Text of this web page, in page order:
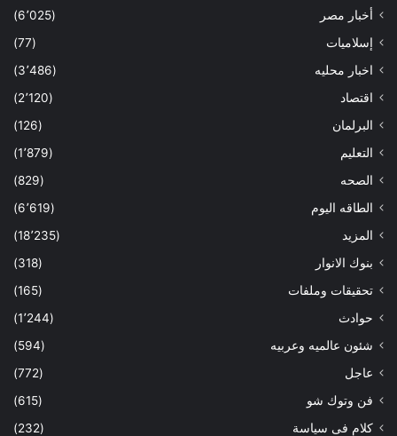
أخبار مصر
(6٬025)
إسلاميات
(77)
اخبار محليه
(3٬486)
اقتصاد
(2٬120)
البرلمان
(126)
التعليم
(1٬879)
الصحه
(829)
الطاقه اليوم
(6٬619)
المزيد
(18٬235)
بنوك الانوار
(318)
تحقيقات وملفات
(165)
حوادث
(1٬244)
شئون عالميه وعربيه
(594)
عاجل
(772)
فن وتوك شو
(615)
كلام فى سياسة
(232)